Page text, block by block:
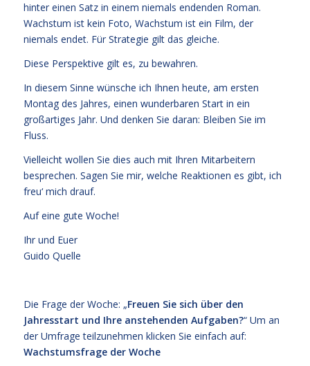
hinter einen Satz in einem niemals endenden Roman.
Wachstum ist kein Foto, Wachstum ist ein Film, der
niemals endet. Für Strategie gilt das gleiche.
Diese Perspektive gilt es, zu bewahren.
In diesem Sinne wünsche ich Ihnen heute, am ersten
Montag des Jahres, einen wunderbaren Start in ein
großartiges Jahr. Und denken Sie daran: Bleiben Sie im
Fluss.
Vielleicht wollen Sie dies auch mit Ihren Mitarbeitern
besprechen. Sagen Sie mir, welche Reaktionen es gibt, ich
freu‘ mich drauf.
Auf eine gute Woche!
Ihr und Euer
Guido Quelle
Die Frage der Woche: „Freuen Sie sich über den
Jahresstart und Ihre anstehenden Aufgaben?“ Um an
der Umfrage teilzunehmen klicken Sie einfach auf:
Wachstumsfrage der Woche